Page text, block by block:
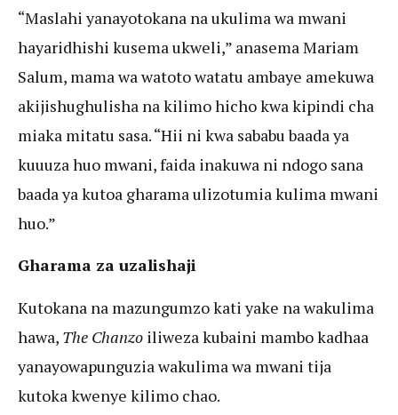
“Maslahi yanayotokana na ukulima wa mwani
hayaridhishi kusema ukweli,” anasema Mariam
Salum, mama wa watoto watatu ambaye amekuwa
akijishughulisha na kilimo hicho kwa kipindi cha
miaka mitatu sasa. “Hii ni kwa sababu baada ya
kuuuza huo mwani, faida inakuwa ni ndogo sana
baada ya kutoa gharama ulizotumia kulima mwani
huo.”
Gharama za uzalishaji
Kutokana na mazungumzo kati yake na wakulima
hawa, The Chanzo iliweza kubaini mambo kadhaa
yanayowapunguzia wakulima wa mwani tija
kutoka kwenye kilimo chao.